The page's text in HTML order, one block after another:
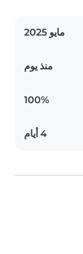
مايو 2025
منذ يوم
100%
4 أيام